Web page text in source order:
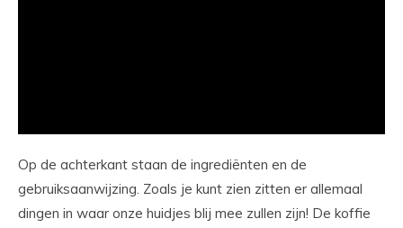
Op de achterkant staan de ingrediënten en de
gebruiksaanwijzing. Zoals je kunt zien zitten er allemaal
dingen in waar onze huidjes blij mee zullen zijn! De koffie